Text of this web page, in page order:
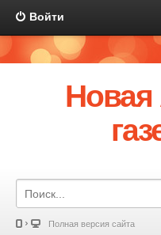
Войти
Новая
Полная версия сайта